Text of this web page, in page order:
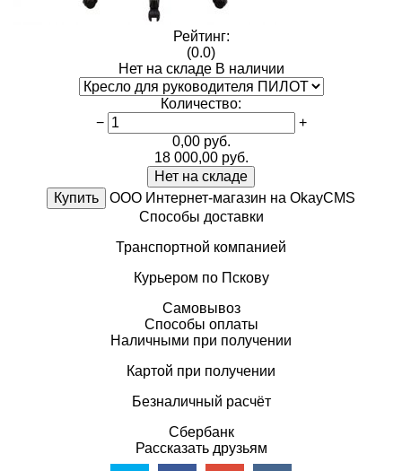
Рейтинг:
(0.0)
Нет на складе В наличии
Количество:
−
+
0,00руб.
18 000,00 руб.
Нет на складе
Купить
ООО Интернет-магазин на OkayCMS
Способы доставки
Транспортной компанией
Курьером по Пскову
Самовывоз
Способы оплаты
Наличными при получении
Картой при получении
Безналичный расчёт
Сбербанк
Рассказать друзьям